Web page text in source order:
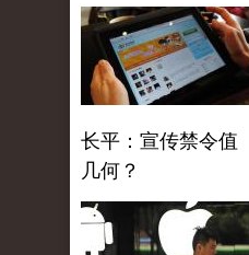
长平：宣传禁令值
几何？